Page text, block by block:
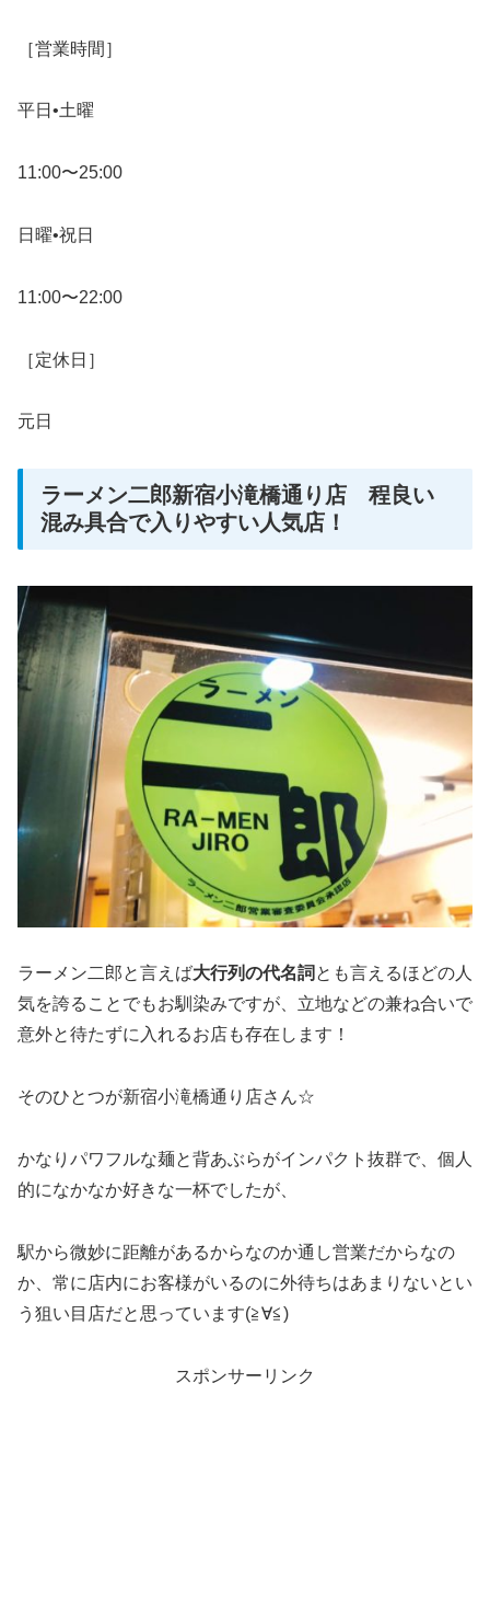
［営業時間］
平日•土曜
11:00〜25:00
日曜•祝日
11:00〜22:00
［定休日］
元日
ラーメン二郎新宿小滝橋通り店 程良い
混み具合で入りやすい人気店！
ラーメン二郎と言えば大行列の代名詞 とも言えるほどの人
気を誇ることでもお馴染みですが、立地などの兼ね合いで
意外と待たずに入れるお店も存在します！
そのひとつが新宿小滝橋通り店さん☆
かなりパワフルな麺と背あぶらがインパクト抜群で、個人
的になかなか好きな一杯でしたが、
駅から微妙に距離があるからなのか通し営業だからなの
か、常に店内にお客様がいるのに外待ちはあまりないとい
う狙い目店だと思っています(≧∀≦)
スポンサーリンク